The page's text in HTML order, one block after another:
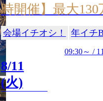
時開催】最大130
会場イチオシ！ 年イチ
8/11
(火)
09:30～ /